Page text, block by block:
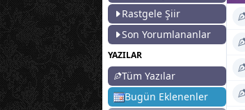
Rastgele Şiir
Son Yorumlananlar
YAZILAR
Tüm Yazılar
Bugün Eklenenler